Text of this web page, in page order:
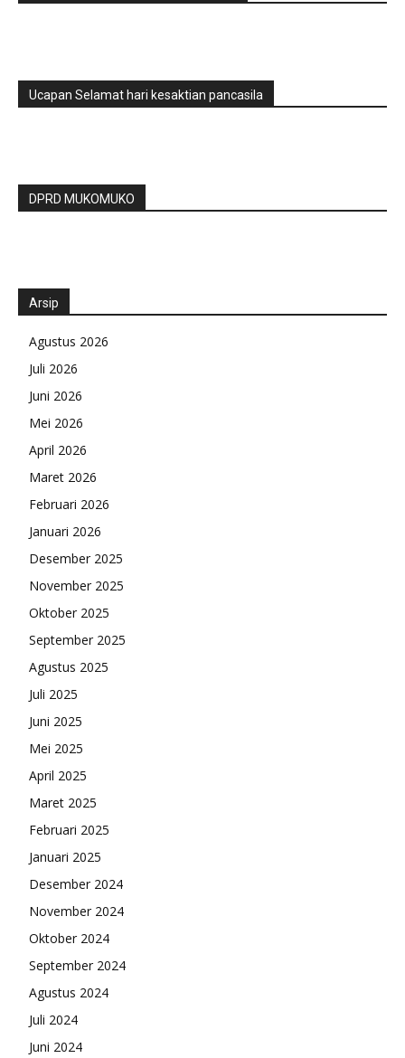
Ucapan Selamat hari kesaktian pancasila
DPRD MUKOMUKO
Arsip
Agustus 2026
Juli 2026
Juni 2026
Mei 2026
April 2026
Maret 2026
Februari 2026
Januari 2026
Desember 2025
November 2025
Oktober 2025
September 2025
Agustus 2025
Juli 2025
Juni 2025
Mei 2025
April 2025
Maret 2025
Februari 2025
Januari 2025
Desember 2024
November 2024
Oktober 2024
September 2024
Agustus 2024
Juli 2024
Juni 2024